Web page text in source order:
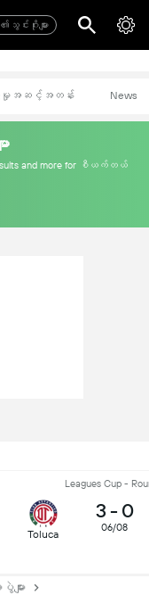
င်းဂိုးများ
အဆင့်အတန်း News
and more for စီယက်တယ်
Leagues Cup -
Toluca
3 - 0
06/08
ျား